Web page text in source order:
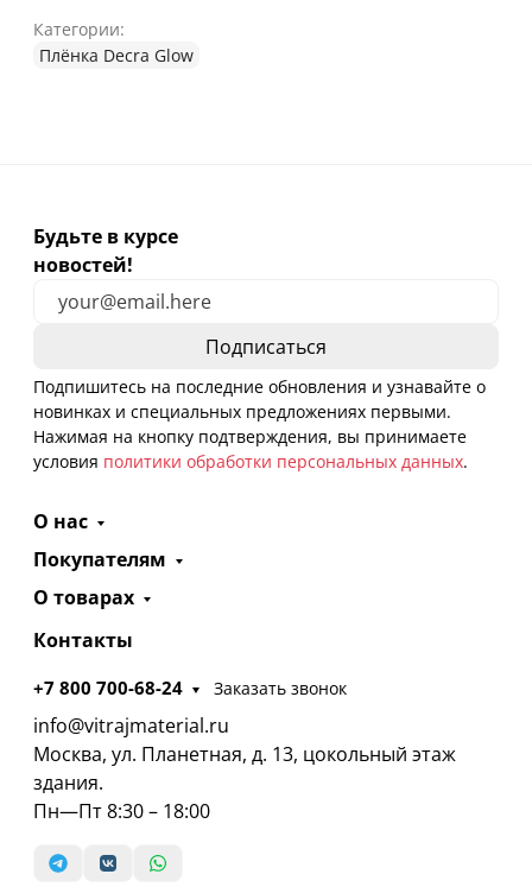
Категории:
Плёнка Decra Glow
Будьте в курсе
новостей!
Подпишитесь на последние обновления и узнавайте о
новинках и специальных предложениях первыми.
Нажимая на кнопку подтверждения, вы принимаете
условия политики обработки персональных данных.
О нас
Покупателям
О товарах
Контакты
+7 800 700-68-24 Заказать звонок
info@vitrajmaterial.ru
Москва, ул. Планетная, д. 13, цокольный этаж
здания.
Пн—Пт 8:30 – 18:00